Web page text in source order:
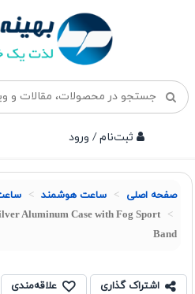
ثبت‌نام / ورود
صفحه اصلی ساعت هوشمند
Aluminum Case with Fog Sport
Band
اشتراک گذاری علاقه‌مندی